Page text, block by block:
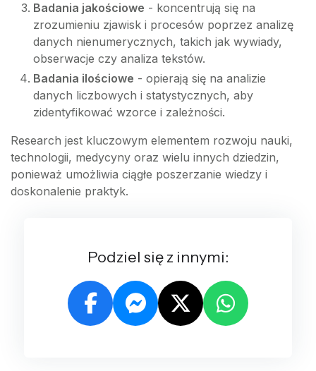
Badania jakościowe - koncentrują się na
zrozumieniu zjawisk i procesów poprzez analizę
danych nienumerycznych, takich jak wywiady,
obserwacje czy analiza tekstów.
Badania ilościowe - opierają się na analizie
danych liczbowych i statystycznych, aby
zidentyfikować wzorce i zależności.
Research jest kluczowym elementem rozwoju nauki,
technologii, medycyny oraz wielu innych dziedzin,
ponieważ umożliwia ciągłe poszerzanie wiedzy i
doskonalenie praktyk.
Podziel się z innymi: